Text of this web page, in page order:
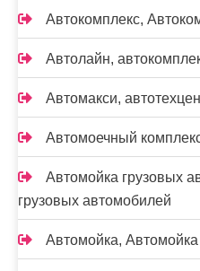
Автокомплекс,
Автолайн,
Автомакси,
Автомоечный
Автомойка грузовых
грузовых автомобилей
Автомойка, Автомойка